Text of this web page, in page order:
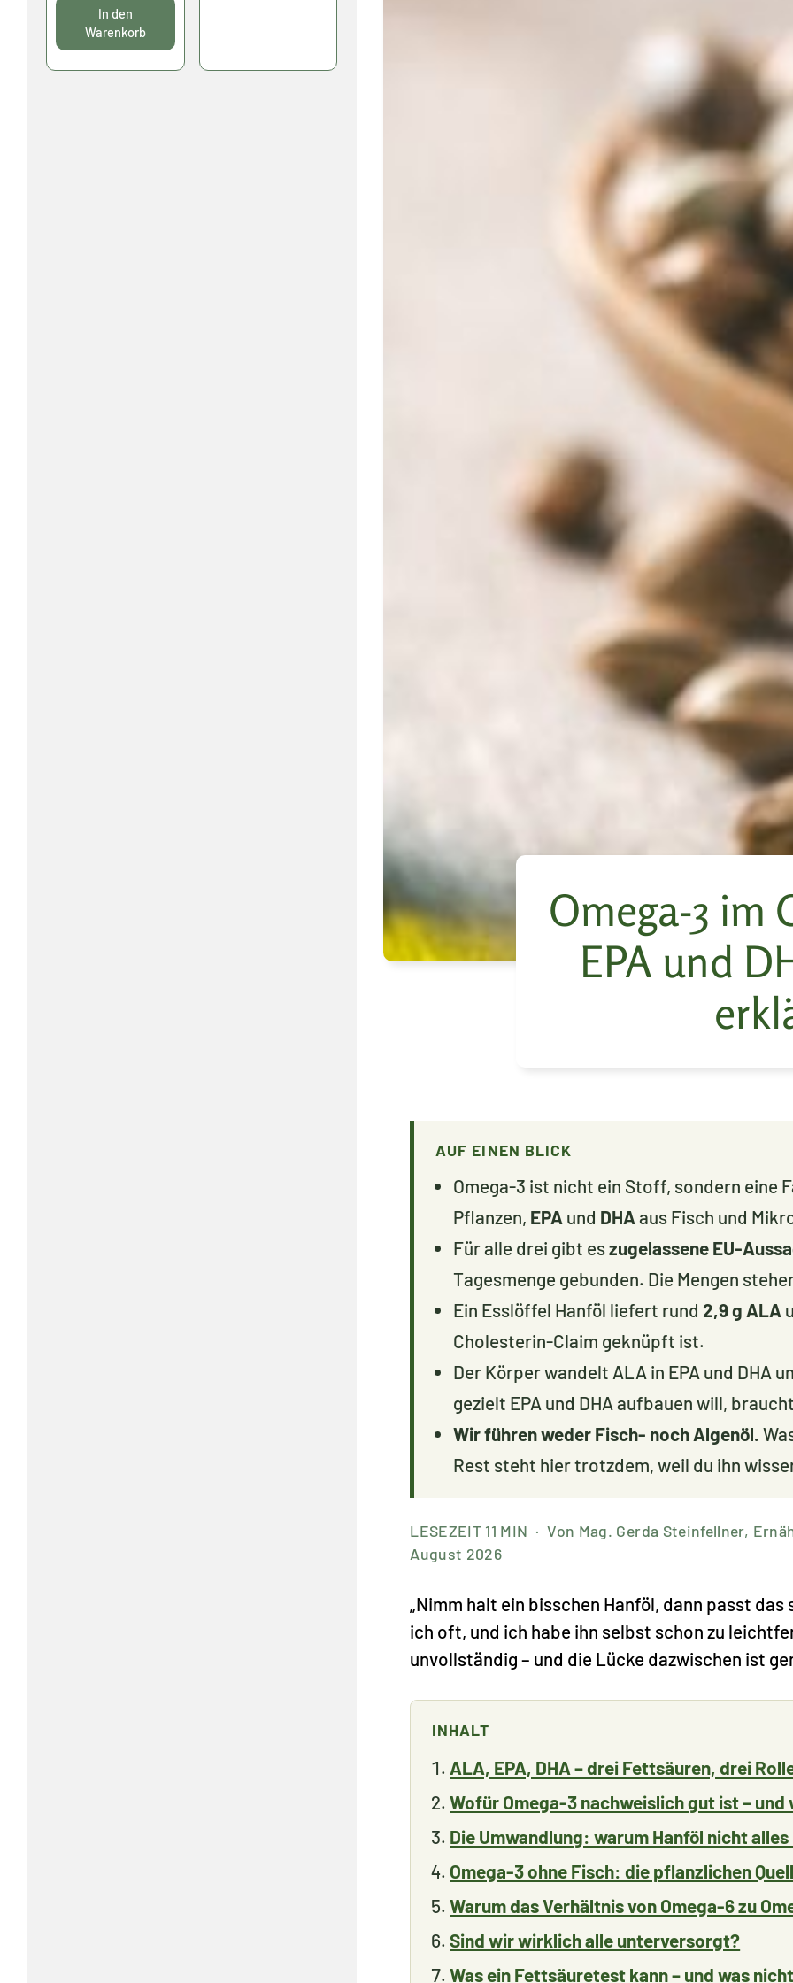
Omega-3 im
EPA und
AUF EINEN BLICK
Omega-3 ist nicht ein Stoff, sondern eine
Pflanzen, EPA und DHA aus Fisch und
Für alle drei gibt eszugelassene EU-
Tagesmenge gebunden. Die Mengen
Ein Esslöffel Hanföl liefert rund2,9 g ALA
Cholesterin-Claim geknüpft ist.
Der Körper wandelt ALA in EPA und DHA
gezielt EPA und DHA aufbauen will,
Wir führen weder Fisch- noch Algenöl.
Rest steht hier trotzdem, weil du ihn
LESEZEIT 11 MIN · Von Mag. Gerda Steinfellner,
August 2026
„Nimm halt ein bisschen Hanföl, dann passt
ich oft, und ich habe ihn selbst schon zu
unvollständig – und die Lücke dazwischen ist
INHALT
ALA, EPA, DHA – drei Fettsäuren, drei
Wofür Omega-3 nachweislich gut ist –
Die Umwandlung: warum Hanföl nicht alles
Omega-3 ohne Fisch: die pflanzlichen
Warum das Verhältnis von Omega-6 zu
Sind wir wirklich alle unterversorgt?
Was ein Fettsäuretest kann – und was
In den
Warenkorb